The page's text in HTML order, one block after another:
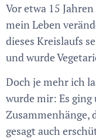
Vor etwa 15
mein Leben
dieses Kreislaufs
und wurde
Doch je mehr ich
wurde mir: Es
Zusammenhänge,
gesagt auch